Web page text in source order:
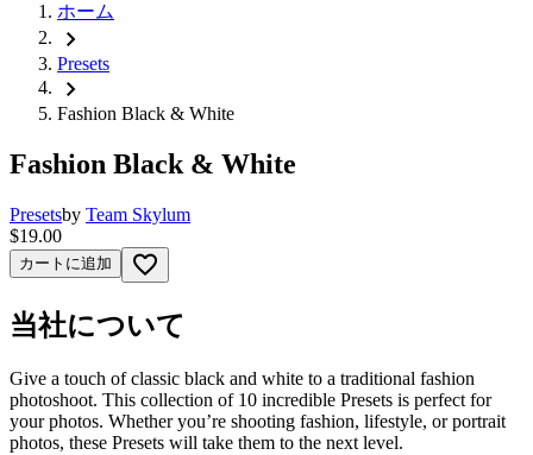
ホーム
chevron_right
Presets
chevron_right
Fashion Black & White
Fashion Black & White
Presetsby Team Skylum
$19.00
カートに追加 favorite_border
当社について
Give a touch of classic black and white to a traditional fashion
photoshoot. This collection of 10 incredible Presets is perfect for
your photos. Whether you’re shooting fashion, lifestyle, or portrait
photos, these Presets will take them to the next level.